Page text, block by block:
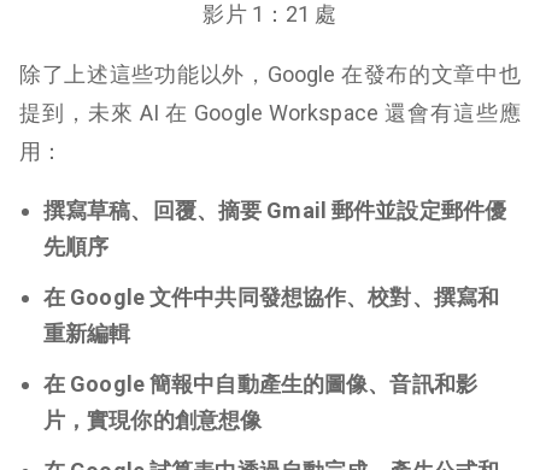
影片 1：21 處
除了上述這些功能以外，Google 在發布的文章中也
提到，未來 AI 在 Google Workspace 還會有這些應
用：
撰寫草稿、回覆、摘要 Gmail 郵件並設定郵件優
先順序
在 Google 文件中共同發想協作、校對、撰寫和
重新編輯
在 Google 簡報中自動產生的圖像、音訊和影
片，實現你的創意想像